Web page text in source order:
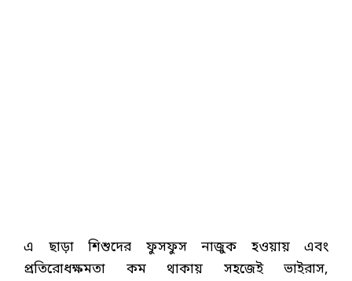
এ ছাড়া শিশুদের ফুসফুস নাজুক হওয়ায় এবং
প্রতিরোধক্ষমতা কম থাকায় সহজেই ভাইরাস,